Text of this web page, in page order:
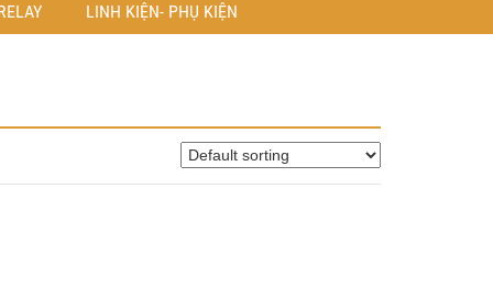
LINH KIỆN- PHỤ KIỆN